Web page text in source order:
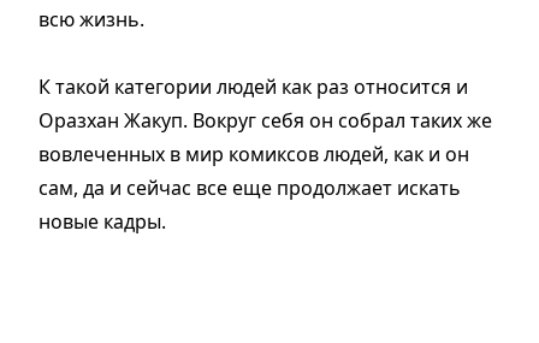
всю жизнь.
К такой категории людей как раз относится и
Оразхан Жакуп. Вокруг себя он собрал таких же
вовлеченных в мир комиксов людей, как и он
сам, да и сейчас все еще продолжает искать
новые кадры.